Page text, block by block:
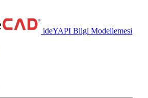
ideYAPI Bilgi Modellemesi